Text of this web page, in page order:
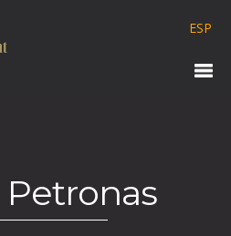
ESP
Petronas